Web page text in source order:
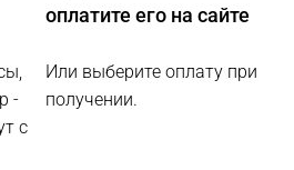
-
с
оплатите его на сайте
Или выберите оплату при
получении.